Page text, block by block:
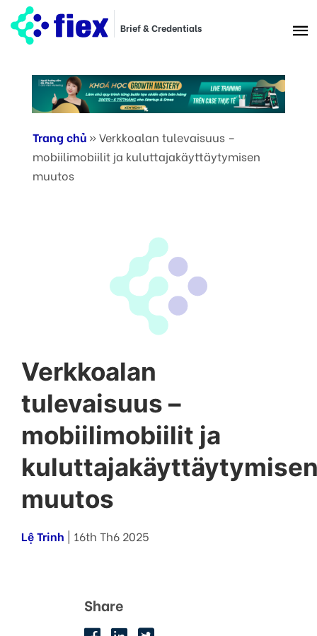
Brief & Credentials
Trang chủ »Verkkoalan tulevaisuus –
mobiilimobiilit ja kuluttajakäyttäytymisen
muutos
Verkkoalan
tulevaisuus –
mobiilimobiilit ja
muutos
Lệ Trinh | 16th Th6 2025
Share